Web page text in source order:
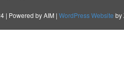
| Powered by AIM | WordPress Website by